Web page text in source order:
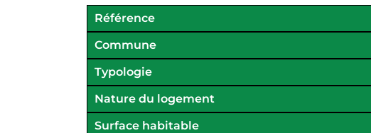
Référence
Commune
Typologie
Nature du logement
Surface habitable